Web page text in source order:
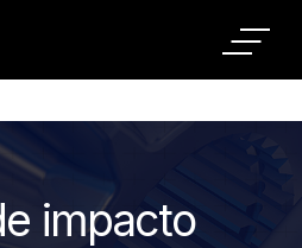
impacto